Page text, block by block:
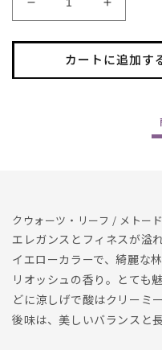
Quartz
Reef
/
Methode
Traditionnelle
ら
す
Quartz
Reef
/
Methode
や
す
カートに追加す
クウォーツ・リーフ / メトー
エレガンスとフィネスが溢
イエローカラーで、綺麗な
リオッシュの香り。とても
どに涼しげで酸はクリーミ
後味は、美しいバランスと